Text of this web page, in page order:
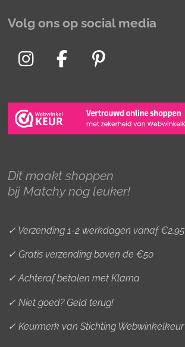
Volg ons op social media
I
s
t
a
r
a
F
c
e
b
o
k
P
n
t
e
e
s
Dit maakt shoppen
bij Matchy nóg leuker!
✓ Verzending 1-2 werkdagen vanaf €2,95
✓ Gratis verzending boven de €50
✓ Achteraf betalen met Klarna
✓ Niet goed? Geld terug!
✓ Keurmerk van Stichting Webwinkelkeur